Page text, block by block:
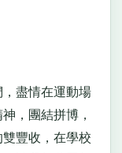
盡情在運動場
，團結拼博，
豐收，在學校